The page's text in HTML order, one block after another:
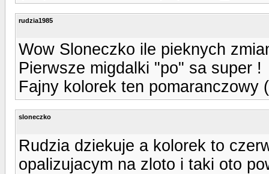
rudzia1985
Wow Sloneczko ile pieknych
Pierwsze migdalki "po" sa super !
Fajny kolorek ten pomaranczowy
sloneczko
Rudzia dziekuje a kolorek to
opalizujacym na zloto i taki oto